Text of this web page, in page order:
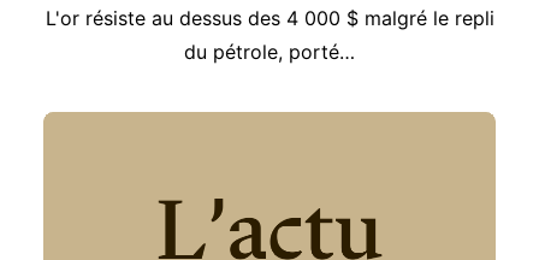
du pétrole, porté…